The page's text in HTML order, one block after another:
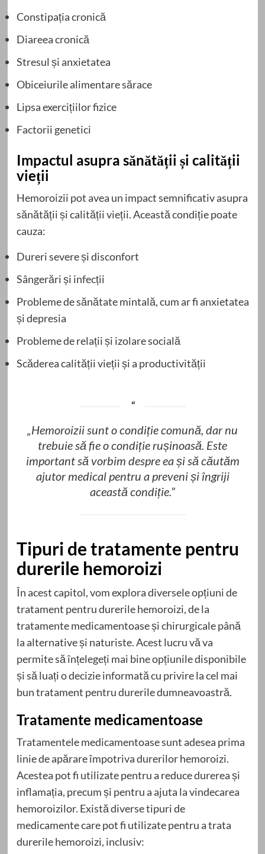
Constipația cronică
Diareea cronică
Stresul și anxietatea
Obiceiurile alimentare sărace
Lipsa exercițiilor fizice
Factorii genetici
Impactul asupra sănătății și calității
vieții
Hemoroizii pot avea un impact semnificativ asupra
sănătății și calității vieții. Această condiție poate
cauza:
Dureri severe și disconfort
Sângerări și infecții
Probleme de sănătate mintală, cum ar fi anxietatea
și depresia
Probleme de relații și izolare socială
Scăderea calității vieții și a productivității
„Hemoroizii sunt o condiție comună, dar nu
trebuie să fie o condiție rușinoasă. Este
important să vorbim despre ea și să căutăm
ajutor medical pentru a preveni și îngriji
această condiție.”
Tipuri de tratamente pentru
durerile hemoroizi
În acest capitol, vom explora diversele opțiuni de
tratament pentru durerile hemoroizi, de la
tratamente medicamentoase și chirurgicale până
la alternative și naturiste. Acest lucru vă va
permite să înțelegeți mai bine opțiunile disponibile
și să luați o decizie informată cu privire la cel mai
bun tratament pentru durerile dumneavoastră.
Tratamente medicamentoase
Tratamentele medicamentoase sunt adesea prima
linie de apărare împotriva durerilor hemoroizi.
Acestea pot fi utilizate pentru a reduce durerea și
inflamația, precum și pentru a ajuta la vindecarea
hemoroizilor. Există diverse tipuri de
medicamente care pot fi utilizate pentru a trata
durerile hemoroizi, inclusiv: